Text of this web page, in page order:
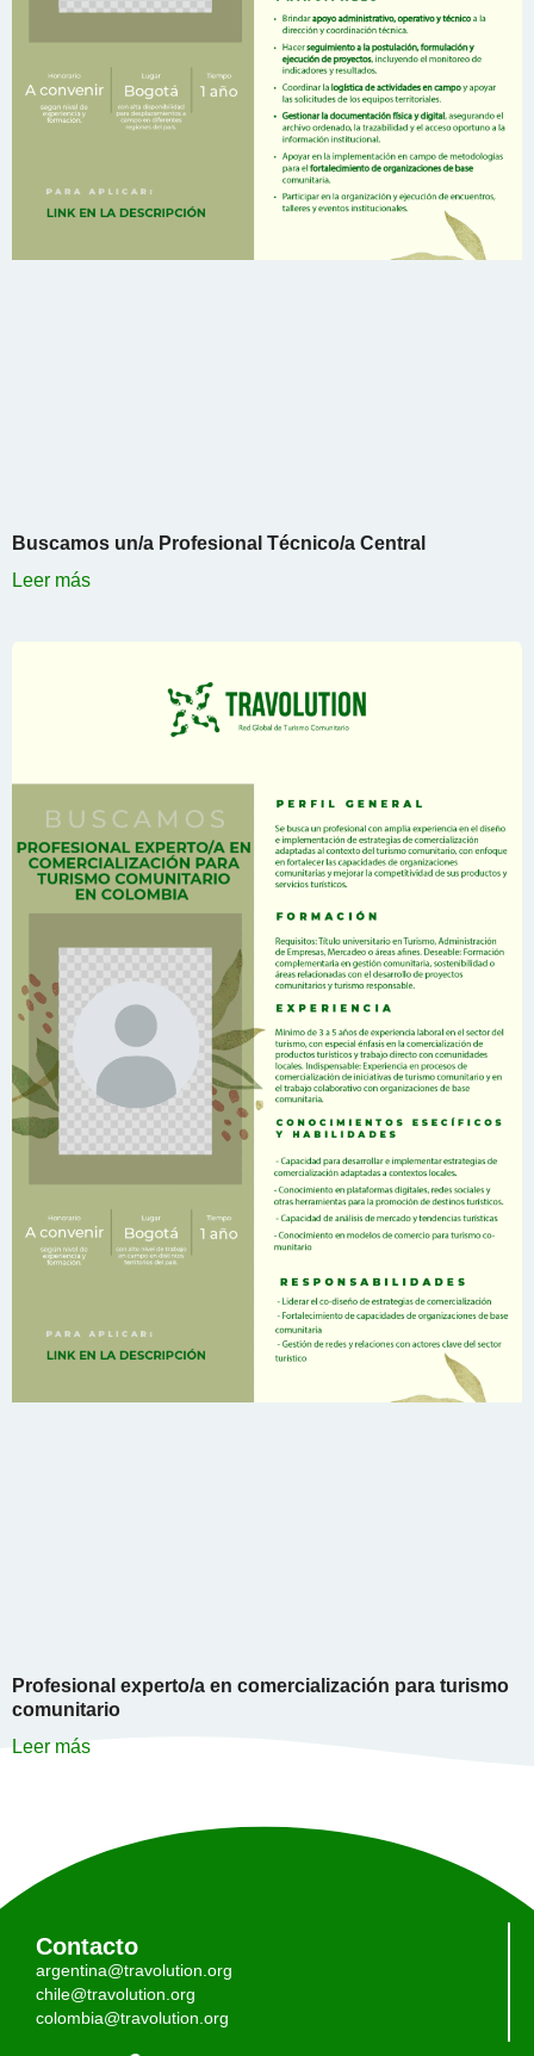
Buscamos un/a Profesional Técnico/a Central
Leer más
Profesional experto/a en comercialización para turismo
comunitario
Leer más
Contacto
argentina@travolution.org
chile@travolution.org
colombia@travolution.org